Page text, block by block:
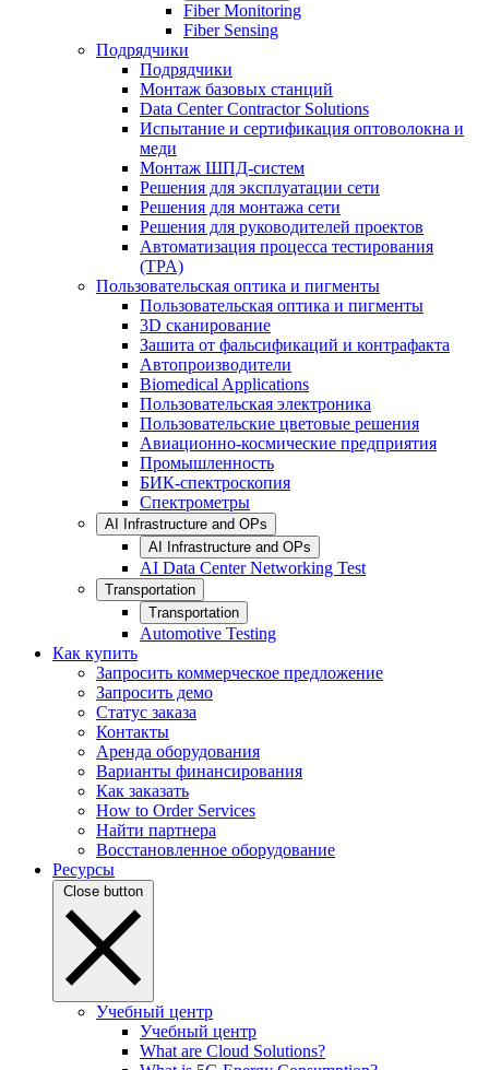
Fiber Monitoring
Fiber Sensing
Подрядчики
Подрядчики
Монтаж базовых станций
Data Center Contractor Solutions
Испытание и сертификация оптоволокна и
меди
Монтаж ШПД-систем
Решения для эксплуатации сети
Решения для монтажа сети
Решения для руководителей проектов
Автоматизация процесса тестирования
(TPA)
Пользовательская оптика и пигменты
Пользовательская оптика и пигменты
3D сканирование
Зашита от фальсификаций и контрафакта
Автопроизводители
Biomedical Applications
Пользовательская электроника
Пользовательские цветовые решения
Авиационно-космические предприятия
Промышленность
БИК-спектроскопия
Спектрометры
AI Infrastructure and OPs
AI Infrastructure and OPs
AI Data Center Networking Test
Transportation
Transportation
Automotive Testing
Как купить
Запросить коммерческое предложение
Запросить демо
Статус заказа
Контакты
Аренда оборудования
Варианты финансирования
Как заказать
How to Order Services
Найти партнера
Восстановленное оборудование
Ресурсы
Close button
Учебный центр
Учебный центр
What are Cloud Solutions?